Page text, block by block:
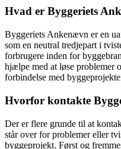
Hvad er Byggeriets
Byggeriets Ankenævn er en
som en neutral tredjepart i
forbrugere inden for
hjælpe med at løse problemer
forbindelse med
Hvorfor kontakte
Der er flere grunde til at
står over for problemer eller
byggeprojekt. Først og